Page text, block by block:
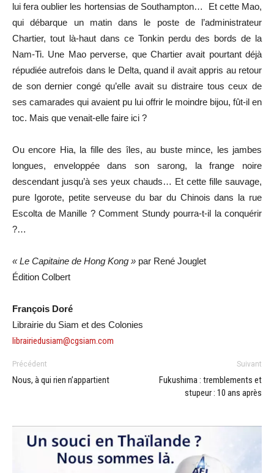
lui fera oublier les hortensias de Southampton… Et cette Mao,
qui débarque un matin dans le poste de l’administrateur
Chartier, tout là-haut dans ce Tonkin perdu des bords de la
Nam-Ti. Une Mao perverse, que Chartier avait pourtant déjà
répudiée autrefois dans le Delta, quand il avait appris au retour
de son dernier congé qu’elle avait su distraire tous ceux de
ses camarades qui avaient pu lui offrir le moindre bijou, fût-il en
toc. Mais que venait-elle faire ici ?
Ou encore Hia, la fille des îles, au buste mince, les jambes
longues, enveloppée dans son sarong, la frange noire
descendant jusqu’à ses yeux chauds… Et cette fille sauvage,
pure Igorote, petite serveuse du bar du Chinois dans la rue
Escolta de Manille ? Comment Stundy pourra-t-il la conquérir
?…
« Le Capitaine de Hong Kong » par René Jouglet
Édition Colbert
François Doré
Librairie du Siam et des Colonies
librairiedusiam@cgsiam.com
Précédent
Nous, à qui rien n’appartient
Suivant
Fukushima : tremblements et
stupeur : 10 ans après